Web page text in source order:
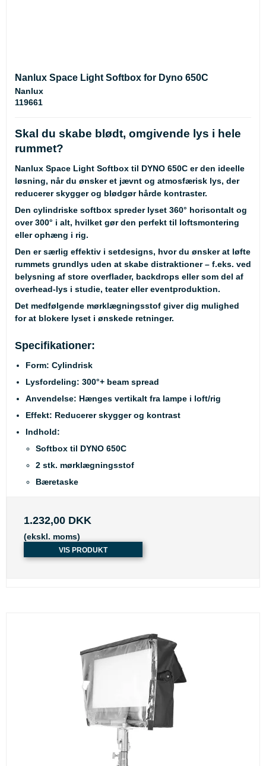
Nanlux Space Light Softbox for Dyno 650C
Nanlux
119661
Skal du skabe blødt, omgivende lys i hele
rummet?
Nanlux Space Light Softbox til DYNO 650C er den ideelle
løsning, når du ønsker et jævnt og atmosfærisk lys, der
reducerer skygger og blødgør hårde kontraster.
Den cylindriske softbox spreder lyset 360° horisontalt og
over 300° i alt, hvilket gør den perfekt til loftsmontering
eller ophæng i rig.
Den er særlig effektiv i setdesigns, hvor du ønsker at løfte
rummets grundlys uden at skabe distraktioner – f.eks. ved
belysning af store overflader, backdrops eller som del af
overhead-lys i studie, teater eller eventproduktion.
Det medfølgende mørklægningsstof giver dig mulighed
for at blokere lyset i ønskede retninger.
Specifikationer:
Form: Cylindrisk
Lysfordeling: 300°+ beam spread
Anvendelse: Hænges vertikalt fra lampe i loft/rig
Effekt: Reducerer skygger og kontrast
Indhold:
Softbox til DYNO 650C
2 stk. mørklægningsstof
Bæretaske
1.232,00 DKK
(ekskl. moms)
VIS PRODUKT